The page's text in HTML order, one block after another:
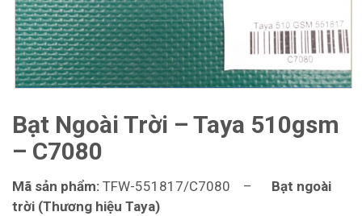
Bạt Ngoài Trời – Taya 510gsm
– C7080
Mã sản phẩm: TFW-551817/C7080 – Bạt ngoài
trời (Thương hiệu Taya)